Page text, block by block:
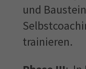
und
trainieren.